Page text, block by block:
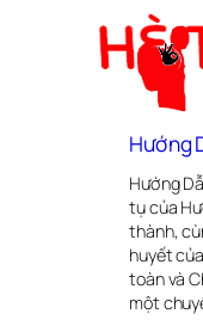
Hướng
Hướng
tụ của
thành,
huyết
toàn và
một